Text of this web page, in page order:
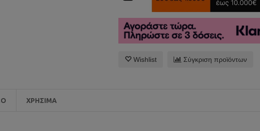
Wishlist Σύγκριση προϊόντων
ΧΡΉΣΙΜΑ